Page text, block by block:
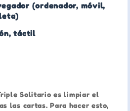
(ordenador, móvil,
táctil
Solitario es limpiar el
las cartas. Para hacer esto,